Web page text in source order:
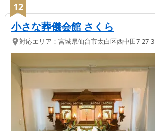
12
小さな葬儀会館 さくら
対応エリア： 宮城県仙台市太白区西中田7-27-3